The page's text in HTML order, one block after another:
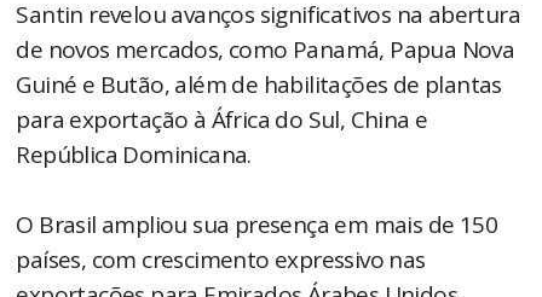
Santin revelou avanços significativos na abertura
de novos mercados, como Panamá, Papua Nova
Guiné e Butão, além de habilitações de plantas
para exportação à África do Sul, China e
República Dominicana.
O Brasil ampliou sua presença em mais de 150
países, com crescimento expressivo nas